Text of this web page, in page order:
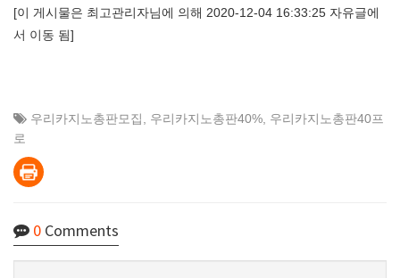
[이 게시물은 최고관리자님에 의해 2020-12-04 16:33:25 자유글에
서 이동 됨]
우리카지노총판모집 우리카지노총판40% 우리카지노총판40프
로
0 Comments